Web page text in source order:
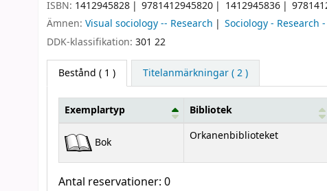
ISBN: 1412945828 9781412945820 1412945836
Ämnen: Visual sociology -- Research Sociology - Research
DDK-klassifikation: 301 22
Bestånd ( 1 ) Titelanmärkningar ( 2 )
Bestånd
Exemplartyp Bibliotek
Bok Orkanenbiblioteket
Antal reservationer: 0